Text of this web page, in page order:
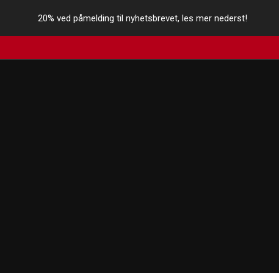
20% ved påmelding til nyhetsbrevet, les mer nederst!